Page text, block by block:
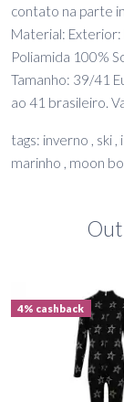
contato na parte
Material: Exterior:
Poliamida 100%
Tamanho: 39/41
ao 41 brasileiro.
tags: inverno , ski
marinho , moon
4% cashback